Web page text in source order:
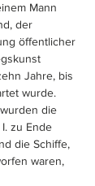
Mann
der
öffentlicher
Jahre, bis
wurde.
die
zu Ende
die Schiffe,
waren,